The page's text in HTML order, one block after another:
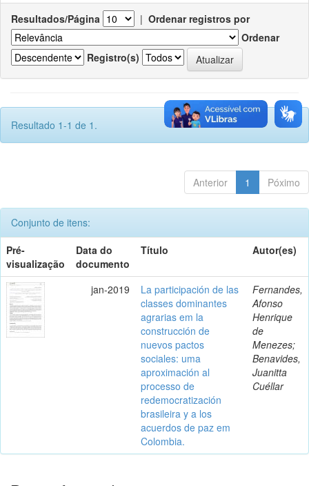
Resultados/Página | Ordenar registros por
Ordenar
Registro(s)
Resultado 1-1 de 1.
Anterior 1 Póximo
Conjunto de itens:
Pré-
visualização
Data do
documento
Título Autor(es)
jan-2019
La participación de las
classes dominantes
agrarias em la
construcción de
nuevos pactos
sociales: uma
aproximación al
processo de
redemocratización
brasileira y a los
acuerdos de paz em
Colombia.
Fernandes,
Afonso
Henrique
de
Menezes;
Benavides,
Juanitta
Cuéllar